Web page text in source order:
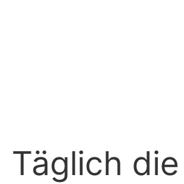
Täglich